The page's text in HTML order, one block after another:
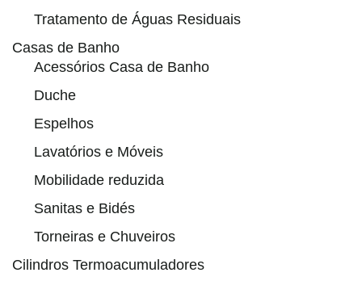
Tratamento de Águas Residuais
Casas de Banho
Acessórios Casa de Banho
Duche
Espelhos
Lavatórios e Móveis
Mobilidade reduzida
Sanitas e Bidés
Torneiras e Chuveiros
Cilindros Termoacumuladores